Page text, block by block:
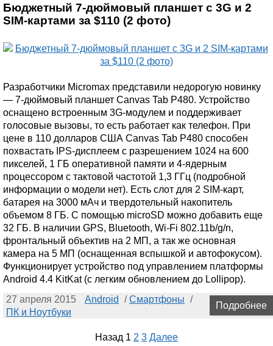
Бюджетный 7-дюймовый планшет с 3G и 2
SIM-картами за $110 (2 фото)
Разработчики Micromax представили недорогую новинку
— 7-дюймовый планшет Canvas Tab P480. Устройство
оснащено встроенным 3G-модулем и поддерживает
голосовые вызовы, то есть работает как телефон. При
цене в 110 долларов США Canvas Tab P480 способен
похвастать IPS-дисплеем с разрешением 1024 на 600
пикселей, 1 ГБ оперативной памяти и 4-ядерным
процессором с тактовой частотой 1,3 ГГц (подробной
информации о модели нет). Есть слот для 2 SIM-карт,
батарея на 3000 мАч и твердотельный накопитель
объемом 8 ГБ. С помощью microSD можно добавить еще
32 ГБ. В наличии GPS, Bluetooth, Wi-Fi 802.11b/g/n,
фронтальный объектив на 2 МП, а так же основная
камера на 5 МП (оснащенная вспышкой и автофокусом).
Функционирует устройство под управлением платформы
Android 4.4 KitKat (с легким обновлением до Lollipop).
27 апреля 2015
Android /Смартфоны /
ПК и Ноутбуки
Подробнее
Назад 1 2 3 Далее